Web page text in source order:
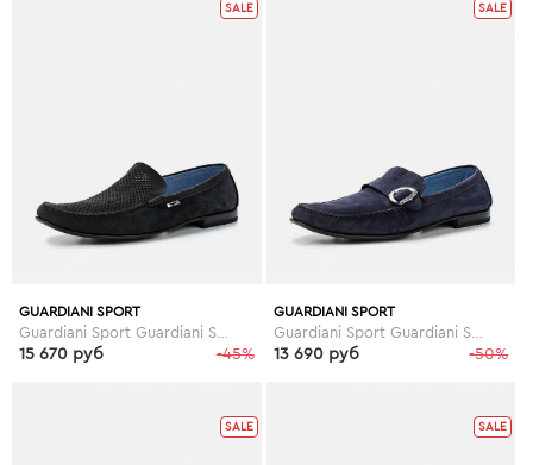
SALE
GUARDIANI SPORT
-45%
15 670 руб
SALE
GUARDIANI SPORT
Guardiani Sport Guardiani Sport GU013AMDYC77
-50%
13 690 руб
SALE SALE